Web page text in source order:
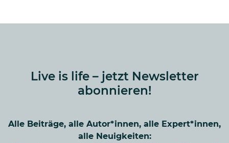
Live is life – jetzt Newsletter
abonnieren!
Alle Beiträge, alle Autor*innen, alle Expert*innen,
alle Neuigkeiten: